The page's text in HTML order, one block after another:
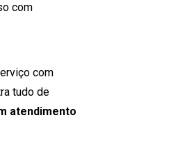
com
com
tudo de
atendimento